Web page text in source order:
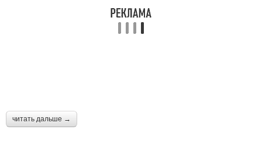
читать дальше →